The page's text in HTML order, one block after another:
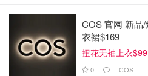
COS 官网 新品
衣裙$169
扭花无袖上衣$99
0 COS